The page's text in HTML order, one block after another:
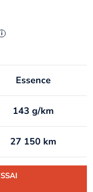
i
Essence
143 g/km
27 150 km